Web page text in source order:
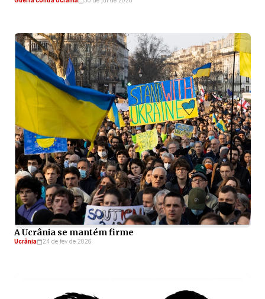
A Ucrânia se mantém firme
Ucrânia 24 de fev de 2026